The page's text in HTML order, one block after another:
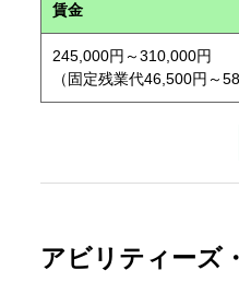
賃金
245,000円～310,000円
（固定残業代46,500円～
アビリティーズ